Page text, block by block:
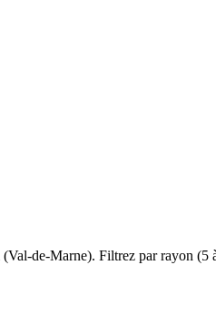
(Val-de-Marne). Filtrez par rayon (5